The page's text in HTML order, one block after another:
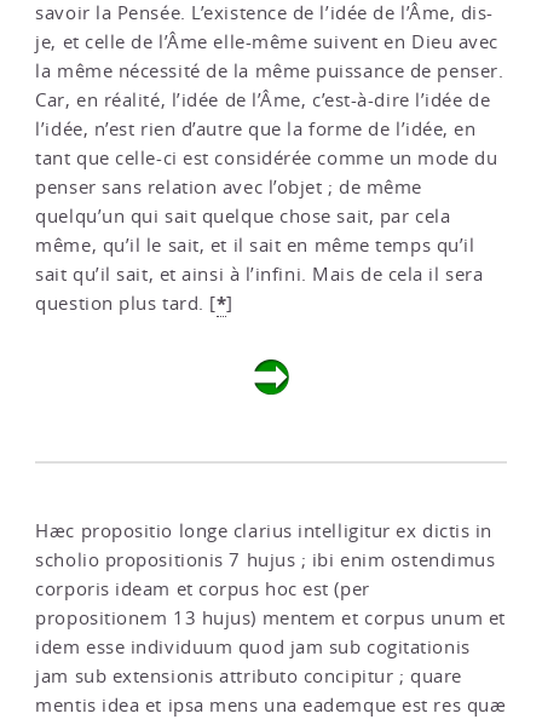
savoir la Pensée. L’existence de l’idée de l’Âme, dis-
je, et celle de l’Âme elle-même suivent en Dieu avec
la même nécessité de la même puissance de penser.
Car, en réalité, l’idée de l’Âme, c’est-à-dire l’idée de
l’idée, n’est rien d’autre que la forme de l’idée, en
tant que celle-ci est considérée comme un mode du
penser sans relation avec l’objet ; de même
quelqu’un qui sait quelque chose sait, par cela
même, qu’il le sait, et il sait en même temps qu’il
sait qu’il sait, et ainsi à l’infini. Mais de cela il sera
question plus tard. [*]
Hæc propositio longe clarius intelligitur ex dictis in
scholio propositionis 7 hujus ; ibi enim ostendimus
corporis ideam et corpus hoc est (per
propositionem 13 hujus) mentem et corpus unum et
idem esse individuum quod jam sub cogitationis
jam sub extensionis attributo concipitur ; quare
mentis idea et ipsa mens una eademque est res quæ